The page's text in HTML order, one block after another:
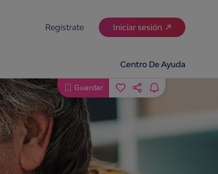
Registrate Iniciar sesión
Centro De Ayuda
Guardar